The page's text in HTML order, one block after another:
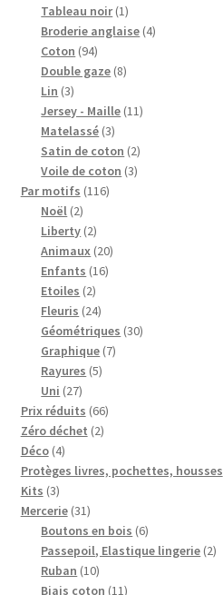
Tableau noir 11
produit
Broderie anglaise 44
Coton 9494
produits
Double gaze 88
Lin 33
produits
Jersey - Maille 1111
Matelassé 33
produits
Satin de coton 22
produits
Voile de coton 33
Par motifs 116116
Noël 22
produits
Liberty 22
produits
Animaux 2020
Enfants 1616
Etoiles 22
produits
Fleuris 2424
produits
Géométriques 3030
Graphique 77
Rayures 55
Uni 2727
produits
Prix réduits 6666
Zéro déchet 22
Déco 44
produits
Protèges livres, pochettes, housses
Kits 33
produits
Mercerie 3131
produits
Boutons en bois 66
produits
Passepoil, Elastique lingerie 22
Ruban 1010
produits
Biais coton 1111